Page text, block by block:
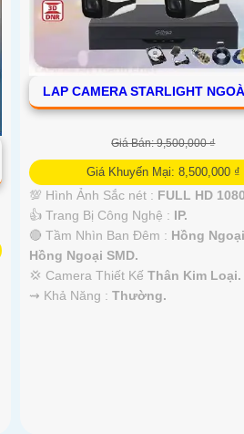
LAP CAMERA STARLIGHT
Giá Bán: 9,500,000 ₫
Giá Khuyến Mại: 8,500,000 ₫
💯 Hình Ảnh Sắc nét : FULL HD
👍 Trang Bị Công Nghệ : IP.
🔴 Tầm Nhìn Ban Đêm : Hồng
Hồng Ngoại SMD.
💢 Camera Thiết Kế Thân Kim Loại.
️⇝ Khả Năng : Thường.